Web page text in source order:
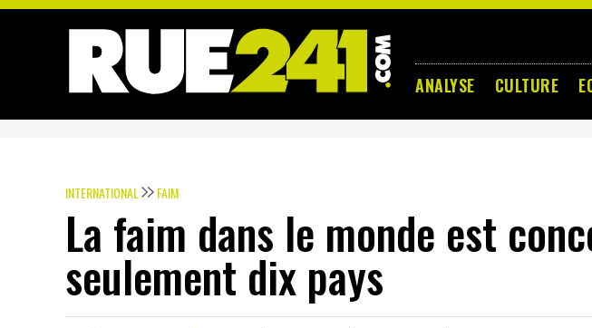
ANALYSE CULTURE
INTERNATIONAL FAIM
La faim dans le monde est
seulement dix pays